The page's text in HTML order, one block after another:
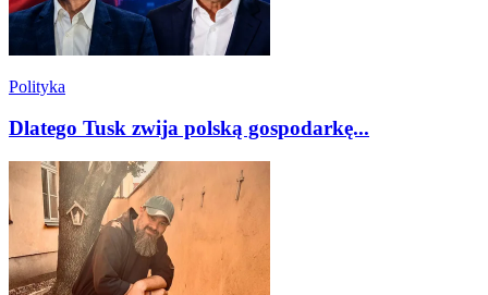
Polityka
Dlatego Tusk zwija polską gospodarkę...